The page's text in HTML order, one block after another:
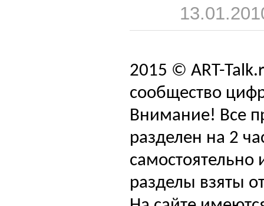
2015 © ART-
сообщество
Внимание! Все
разделен на 2
самостоятельно
разделы взяты